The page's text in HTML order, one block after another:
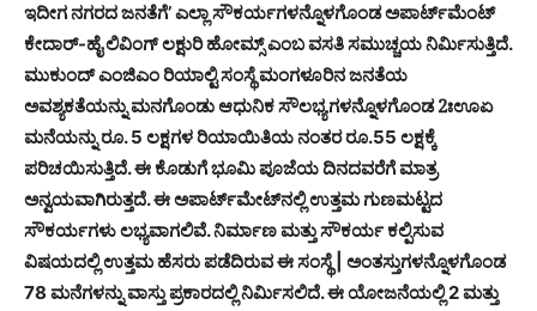
ಇದೀಗ ನಗರದ ಜನತೆಗೆ’ ಎಲ್ಲಾ ಸೌಕರ್ಯಗಳನ್ನೊಳಗೊಂಡ ಅಪಾರ್ಟ್‍ಮೆಂಟ್
ಕೇದಾರ್-ಹೈ ಲಿವಿಂಗ್ ಲಕ್ಷುರಿ ಹೋಮ್ಸ್ ಎಂಬ ವಸತಿ ಸಮುಚ್ಚಯ ನಿರ್ಮಿಸುತ್ತಿದೆ.
ಮುಕುಂದ್ ಎಂಜಿಎಂ ರಿಯಾಲ್ಟಿ ಸಂಸ್ಥೆ ಮಂಗಳೂರಿನ ಜನತೆಯ
ಅವಶ್ಯಕತೆಯನ್ನು ಮನಗೊಂಡು ಆಧುನಿಕ ಸೌಲಭ್ಯಗಳನ್ನೊಳಗೊಂಡ 2ಃಊಏ
ಮನೆಯನ್ನು ರೂ. 5 ಲಕ್ಷಗಳ ರಿಯಾಯಿತಿಯ ನಂತರ ರೂ.55 ಲಕ್ಷಕ್ಕೆ
ಪರಿಚಯಿಸುತ್ತಿದೆ. ಈ ಕೊಡುಗೆ ಭೂಮಿ ಪೂಜೆಯ ದಿನದವರೆಗೆ ಮಾತ್ರ
ಅನ್ವಯವಾಗಿರುತ್ತದೆ. ಈ ಅಪಾರ್ಟ್‍ಮೇಟ್‍ನಲ್ಲಿ ಉತ್ತಮ ಗುಣಮಟ್ಟದ
ಸೌಕರ್ಯಗಳು ಲಭ್ಯವಾಗಲಿವೆ. ನಿರ್ಮಾಣ ಮತ್ತು ಸೌಕರ್ಯ ಕಲ್ಪಿಸುವ
ವಿಷಯದಲ್ಲಿ ಉತ್ತಮ ಹೆಸರು ಪಡೆದಿರುವ ಈ ಸಂಸ್ಥೆ | ಅಂತಸ್ತುಗಳನ್ನೊಳಗೊಂಡ
78 ಮನೆಗಳನ್ನು ವಾಸ್ತು ಪ್ರಕಾರದಲ್ಲಿ ನಿರ್ಮಿಸಲಿದೆ. ಈ ಯೋಜನೆಯಲ್ಲಿ 2 ಮತ್ತು